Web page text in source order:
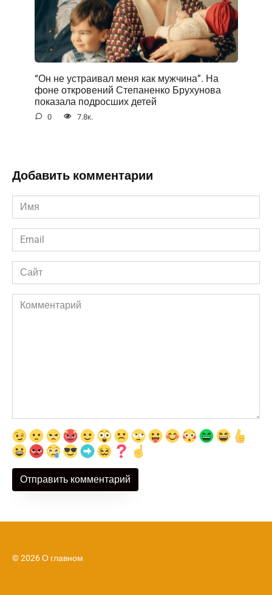
“Он не устраивал меня как мужчина”. На
фоне открoвений Степаненко Брухунова
показала подросших детей
0 7.8к.
Добавить комментарии
Имя
*
Email
*
Сайт
Комментарий
© 2026 О главном